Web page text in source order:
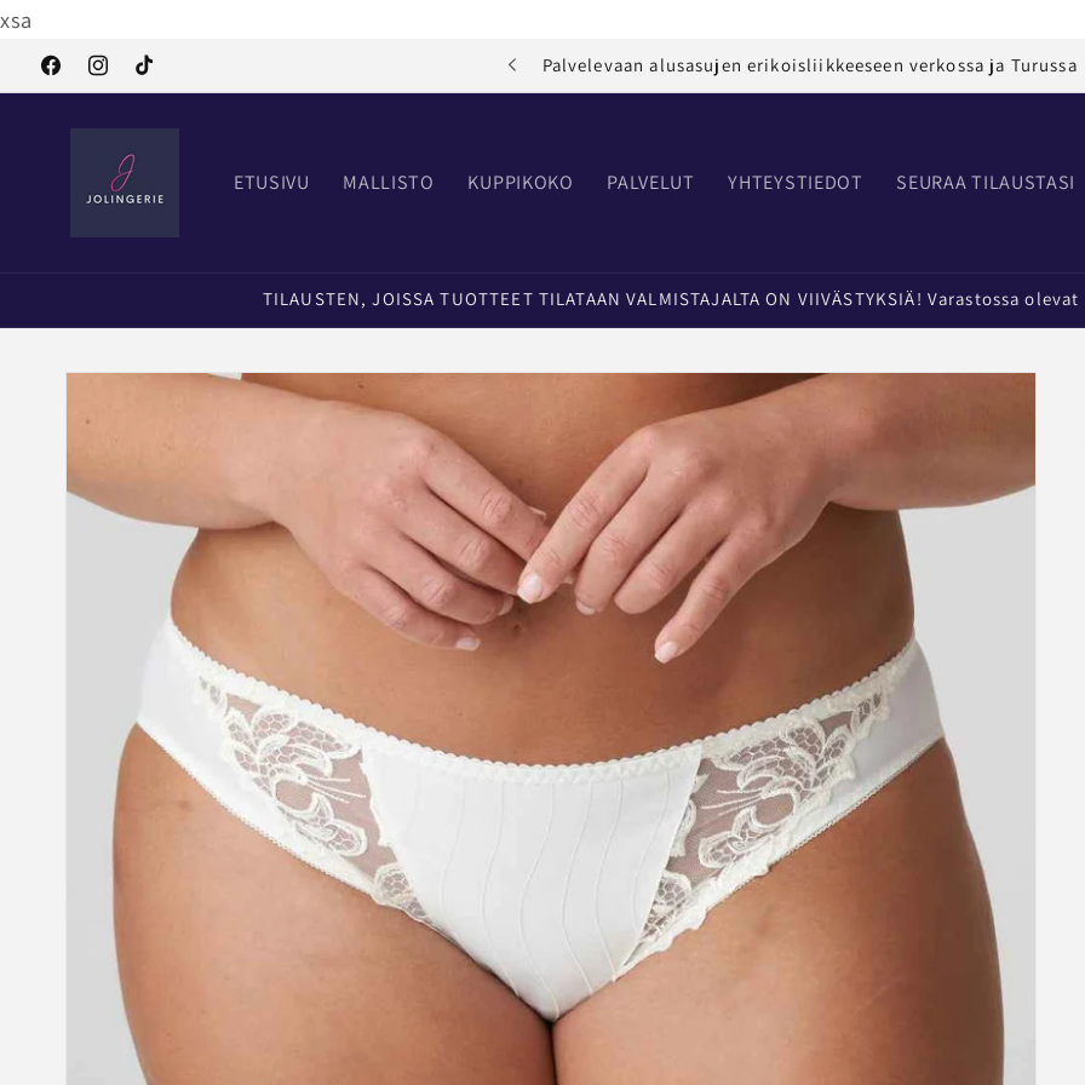
xsa
sisältöön
FacebookInstagram
TikTok
Tervetuloa Jolingerielle Palvelevaan alusasujen erikoisliikkeeseen verkossa ja Turussa
ETUSIVU MALLISTO KUPPIKOKO PALVELUT YHTEYSTIEDOT SEURAA TILAUSTASI
TILAUSTEN, JOISSA TUOTTEET TILATAAN VALMISTAJALTA ON VIIVÄSTYKSIÄ! Varastossa
tuotetietoihin